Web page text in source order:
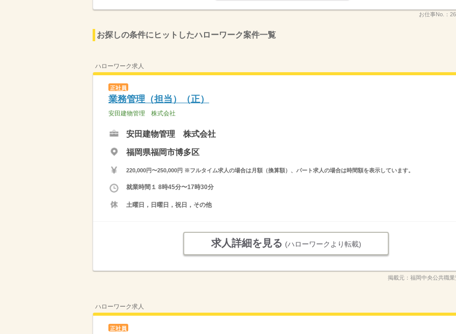
お仕事No.：
お探しの条件にヒットしたハローワーク案件一覧
ハローワーク求人
正社員
業務管理（担当）（正）
安田建物管理 株式会社
安田建物管理 株式会社
福岡県福岡市博多区
220,000円〜250,000円 ※フルタイム求人の場合は月額（換算額）、パート求人の場合は時間額を表示しています。
就業時間１ 8時45分〜17時30分
土曜日，日曜日，祝日，その他
求人詳細を見る (ハローワークより転載)
掲載元： 福岡中央公共職
ハローワーク求人
正社員